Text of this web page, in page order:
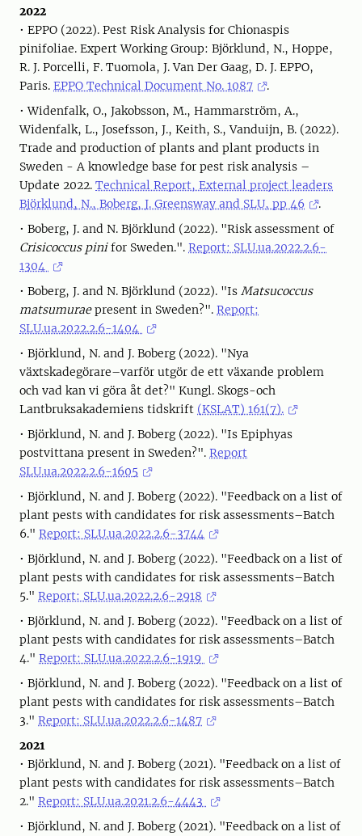
2022
• EPPO (2022). Pest Risk Analysis for Chionaspis
pinifoliae. Expert Working Group: Björklund, N., Hoppe,
R. J. Porcelli, F. Tuomola, J. Van Der Gaag, D. J. EPPO,
Paris. EPPO Technical Document No. 1087
.
• Widenfalk, O., Jakobsson, M., Hammarström, A.,
Widenfalk, L., Josefsson, J., Keith, S., Vanduijn, B. (2022).
Trade and production of plants and plant products in
Sweden - A knowledge base for pest risk analysis –
Update 2022. Technical Report, External project leaders
Björklund, N., Boberg, J. Greensway and SLU, pp 46
.
• Boberg, J. and N. Björklund (2022). "Risk assessment of
Crisicoccus pinifor Sweden.". Report: SLU.ua.2022.2.6-
1304
• Boberg, J. and N. Björklund (2022). "Is Matsucoccus
matsumuraepresent in Sweden?". Report:
SLU.ua.2022.2.6-1404
• Björklund, N. and J. Boberg (2022). "Nya
växtskadegörare–varför utgör de ett växande problem
och vad kan vi göra åt det?" Kungl. Skogs-och
Lantbruksakademiens tidskrift (KSLAT) 161(7).
• Björklund, N. and J. Boberg (2022). "Is Epiphyas
postvittana present in Sweden?". Report
SLU.ua.2022.2.6-1605
• Björklund, N. and J. Boberg (2022). "Feedback on a list of
plant pests with candidates for risk assessments–Batch
6." Report: SLU.ua.2022.2.6-3744
• Björklund, N. and J. Boberg (2022). "Feedback on a list of
plant pests with candidates for risk assessments–Batch
5." Report: SLU.ua.2022.2.6-2918
• Björklund, N. and J. Boberg (2022). "Feedback on a list of
plant pests with candidates for risk assessments–Batch
4." Report: SLU.ua.2022.2.6-1919
• Björklund, N. and J. Boberg (2022). "Feedback on a list of
plant pests with candidates for risk assessments–Batch
3." Report: SLU.ua.2022.2.6-1487
2021
• Björklund, N. and J. Boberg (2021). "Feedback on a list of
plant pests with candidates for risk assessments–Batch
2." Report: SLU.ua.2021.2.6-4443
• Björklund, N. and J. Boberg (2021). "Feedback on a list of